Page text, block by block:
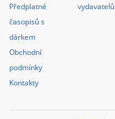
Předplatné
časopisů s
dárkem
Obchodní
podmínky
Kontakty
vydavatelů